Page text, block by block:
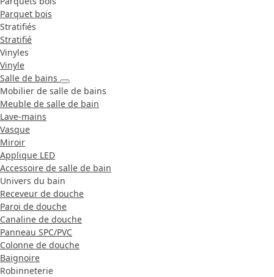
Parquet bois
Stratifiés
Stratifié
Vinyles
Vinyle
Salle de bains
Mobilier de salle de bains
Meuble de salle de bain
Lave-mains
Vasque
Miroir
Applique LED
Accessoire de salle de bain
Univers du bain
Receveur de douche
Paroi de douche
Canaline de douche
Panneau SPC/PVC
Colonne de douche
Baignoire
Robinneterie